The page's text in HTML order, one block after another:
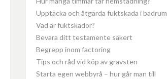
Upptäcka och åtgärda fuktskada i badrum
Vad är fuktskador?
Bevara ditt testamente säkert
Begrepp inom factoring
Tips och råd vid köp av gravsten
Starta egen webbyrå – hur går man till